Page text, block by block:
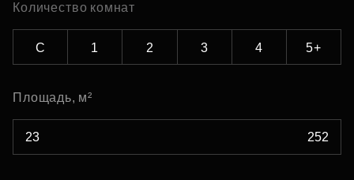
Количество комнат
С 1 2 3 4 5+
Площадь, м²